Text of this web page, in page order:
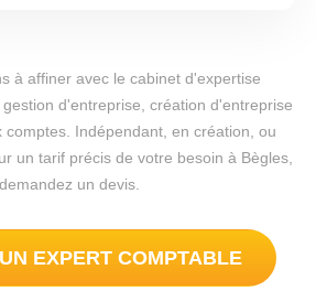
à affiner avec le cabinet d'expertise
d'entreprise, création d'entreprise
comptes. Indépendant, en création, ou
un tarif précis de votre besoin à Bègles,
demandez un devis.
EXPERT COMPTABLE